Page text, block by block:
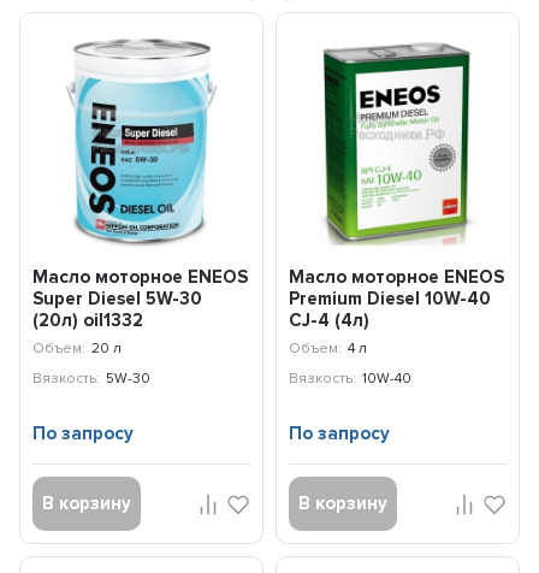
Масло моторное ENEOS
Super Diesel 5W-30
(20л) oil1332
Объем: 20 л
Вязкость: 5W-30
По запросу
В корзину
Масло моторное ENEOS
Premium Diesel 10W-40
CJ-4 (4л)
8809478943008
Объем: 4 л
Вязкость: 10W-40
По запросу
В корзину